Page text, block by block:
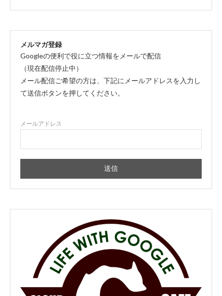
メルマガ登録
Googleの便利で役に立つ情報をメールで配信
（現在配信停止中）
メール配信ご希望の方は、下記にメールアドレスを入力し
て送信ボタンを押してください。
メールアドレス